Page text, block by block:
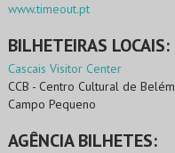
www.timeout.pt
BILHETEIRAS LOCAIS:
Cascais Visitor Center
CCB - Centro Cultural de Belém
Campo Pequeno
AGÊNCIA BILHETES: